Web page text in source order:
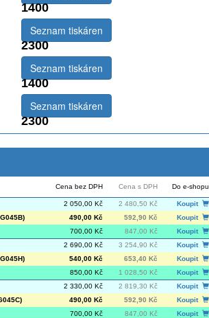
1400
2300
Seznam tiskáren
1400
Seznam tiskáren
2300
Seznam tiskáren
Cena bez DPH Cena s DPH Do e-shopu
2 050,00 Kč 2 480,50 Kč
Koupit
490,00 Kč 592,90 Kč
Koupit
700,00 Kč 847,00 Kč
Koupit
2 690,00 Kč 3 254,90 Kč
Koupit
540,00 Kč 653,40 Kč
Koupit
850,00 Kč 1 028,50 Kč
Koupit
2 330,00 Kč 2 819,30 Kč
Koupit
490,00 Kč 592,90 Kč
Koupit
700,00 Kč 847,00 Kč
Koupit